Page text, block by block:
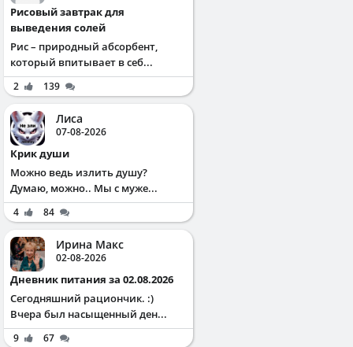
Рисовый завтрак для
выведения солей
Рис – природный абсорбент,
который впитывает в себ...
2 139
Лиса
07-08-2026
Крик души
Можно ведь излить душу?
Думаю, можно.. Мы с муже...
4 84
Ирина Макс
02-08-2026
Дневник питания за 02.08.2026
Сегодняшний рациончик. :)
Вчера был насыщенный ден...
9
67